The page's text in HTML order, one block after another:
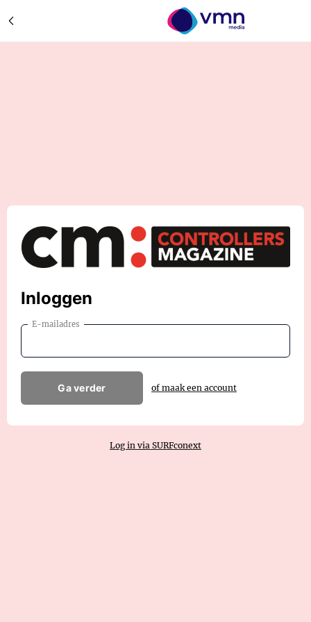
Inloggen
E-mailadres
Ga verder of maak een account
Log in via SURFconext